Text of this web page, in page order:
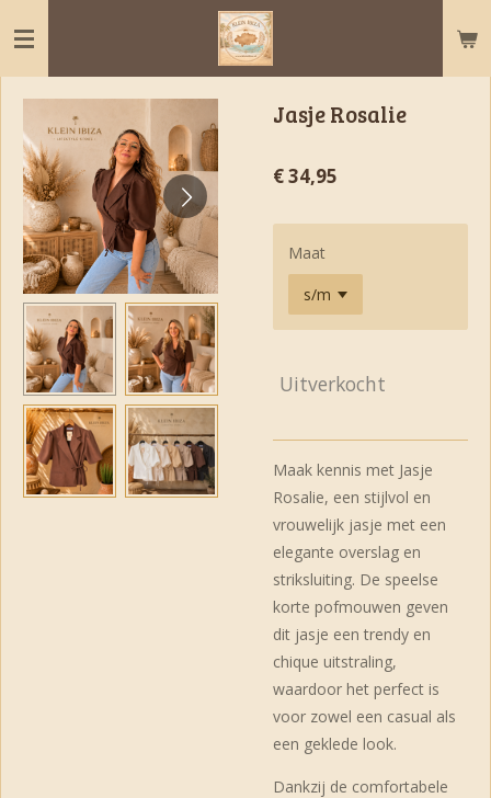
direct
naar
hoofdinhoud
Jasje Rosalie
€ 34,95
Maat
Uitverkocht
Maak kennis met Jasje
Rosalie, een stijlvol en
vrouwelijk jasje met een
elegante overslag en
striksluiting. De speelse
korte pofmouwen geven
dit jasje een trendy en
chique uitstraling,
waardoor het perfect is
voor zowel een casual als
een geklede look.
Dankzij de comfortabele